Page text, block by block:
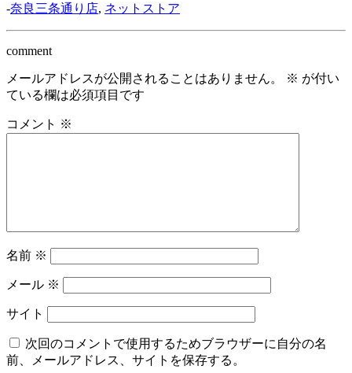
-奈良三条通り店, ネットストア
comment
メールアドレスが公開されることはありません。 ※ が付い
ている欄は必須項目です
コメント ※
名前 ※
メール ※
サイト
次回のコメントで使用するためブラウザーに自分の名
前、メールアドレス、サイトを保存する。